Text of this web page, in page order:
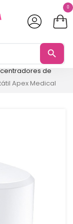
0
search
de
Apex Medical